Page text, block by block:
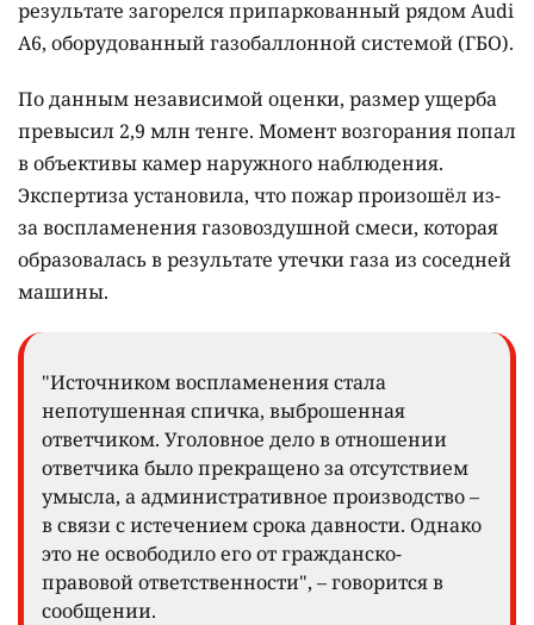
результате загорелся припаркованный рядом Audi
A6, оборудованный газобаллонной системой (ГБО).
По данным независимой оценки, размер ущерба
превысил 2,9 млн тенге. Момент возгорания попал
в объективы камер наружного наблюдения.
Экспертиза установила, что пожар произошёл из-
за воспламенения газовоздушной смеси, которая
образовалась в результате утечки газа из соседней
машины.
"Источником воспламенения стала
непотушенная спичка, выброшенная
ответчиком. Уголовное дело в отношении
ответчика было прекращено за отсутствием
умысла, а административное производство –
в связи с истечением срока давности. Однако
это не освободило его от гражданско-
правовой ответственности", – говорится в
сообщении.